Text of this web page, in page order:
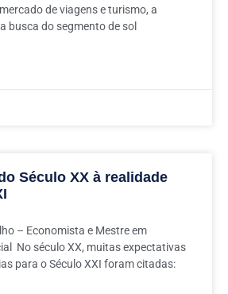
de viagens e turismo, a
busca do segmento de sol
Século XX à realidade
– Economista e Mestre em
No século XX, muitas expectativas
para o Século XXI foram citadas: